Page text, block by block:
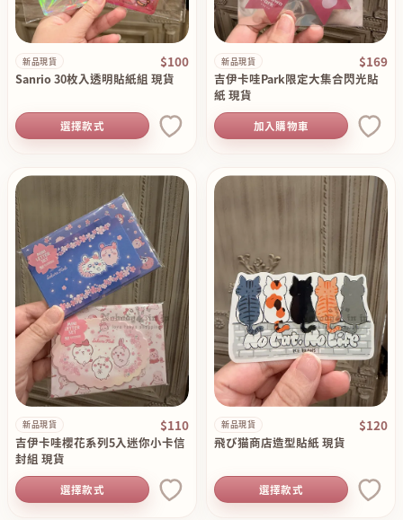
新品現貨 $100
Sanrio 30枚入透明貼紙組 現貨
選擇款式
新品現貨 $169
吉伊卡哇Park限定大集合閃光貼
紙 現貨
加入購物車
新品現貨 $110
吉伊卡哇櫻花系列5入迷你小卡信
封組 現貨
選擇款式
新品現貨 $120
飛び猫商店造型貼紙 現貨
選擇款式